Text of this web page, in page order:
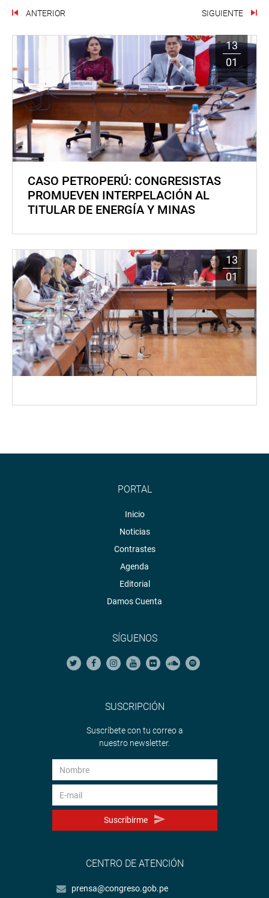
ANTERIOR SIGUIENTE
13
01
CASO PETROPERÚ: CONGRESISTAS
PROMUEVEN INTERPELACIÓN AL
TITULAR DE ENERGÍA Y MINAS
13
01
PORTAL
Inicio
Noticias
Contrastes
Agenda
Editorial
Damos Cuenta
SÍGUENOS
SUSCRIPCIÓN
Suscríbete con tu correo a
nuestro newsletter.
Suscribirme
CENTRO DE ATENCIÓN
prensa@congreso.gob.pe